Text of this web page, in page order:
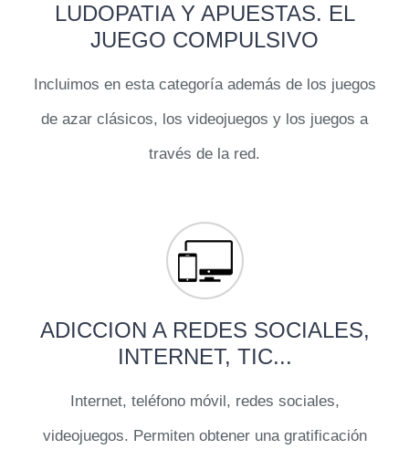
LUDOPATIA Y APUESTAS. EL
JUEGO COMPULSIVO
Incluimos en esta categoría además de los juegos
de azar clásicos, los videojuegos y los juegos a
través de la red.
ADICCION A REDES SOCIALES,
INTERNET, TIC...
Internet, teléfono móvil, redes sociales,
videojuegos. Permiten obtener una gratificación